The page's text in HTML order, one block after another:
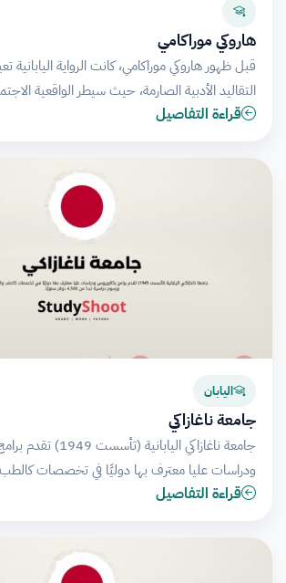
هاروكي موراكامي
قبل ظهور هاروكي موراكامي، كانت الرواية
التقاليد الأدبية الصارمة، حيث سيطر الواقعية
قراءة التفاصيل
اليابان
جامعة ناغازاكي
جامعة ناغازاكي اليابانية
ودراسات عليا معترف بها دوليًا في تخصصات
قراءة التفاصيل